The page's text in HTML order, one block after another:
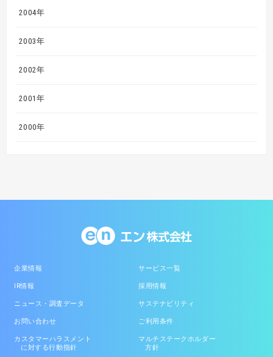
2004年
2003年
2002年
2001年
2000年
企業情報 サービス一覧
IR情報 採用情報
ニュース・調査データ サステナビリティ
お問い合わせ ご利用条件
カスタマーハラスメント
に対する行動指針
マルチステークホルダー
方針